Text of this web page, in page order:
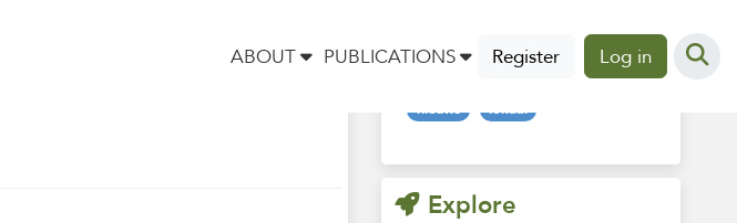
ABOUT PUBLICATIONS Register Log in
op. Dat was
- een gesprek
Tags
nieuws lokaal
Explore